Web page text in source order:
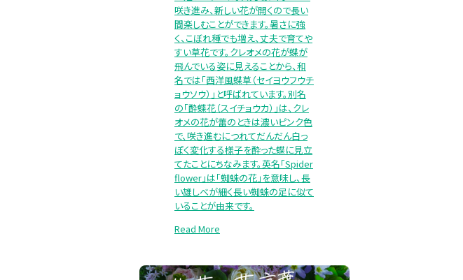
咲き進み、新しい花が開くので長い
間楽しむことができます。暑さに強
く、こぼれ種でも増え、丈夫で育てや
すい草花です。クレオメの花が蝶が
飛んでいる姿に見えることから、和
名では「西洋風蝶草（セイヨウフウチ
ョウソウ）」と呼ばれています。別名
の「酔蝶花（スイチョウカ）」は、クレ
オメの花が蕾のときは濃いピンク色
で、咲き進むにつれてだんだん白っ
ぽく変化する様子を酔った蝶に見立
てたことにちなみます。英名「Spider
flower」は「蜘蛛の花」を意味し、長
い雄しべが細く長い蜘蛛の足に似て
いることが由来です。
Read More